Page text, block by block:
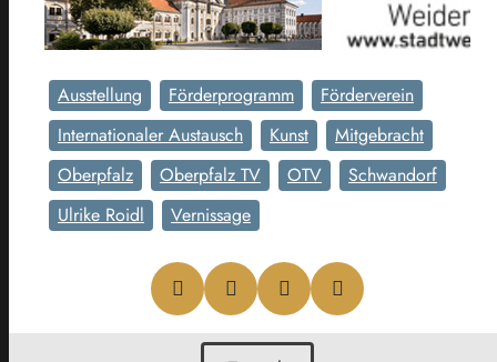
Ausstellung Förderprogramm
Förderverein
Internationaler Austausch
Kunst
Mitgebracht
Oberpfalz
Oberpfalz TV OTV
Schwandorf
Ulrike Roidl
Vernissage